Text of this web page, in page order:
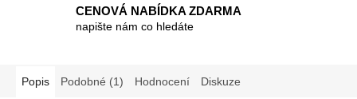
CENOVÁ NABÍDKA ZDARMA
napište nám co hledáte
Popis Podobné (1) Hodnocení Diskuze